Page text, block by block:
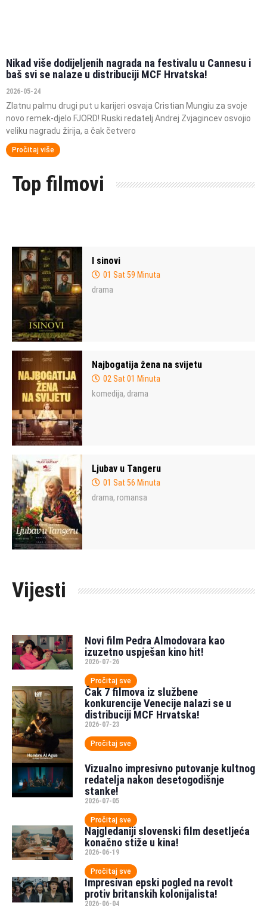
Nikad više dodijeljenih nagrada na festivalu u Cannesu i
baš svi se nalaze u distribuciji MCF Hrvatska!
2026-05-24
Zlatnu palmu drugi put u karijeri osvaja Cristian Mungiu za svoje
novo remek-djelo FJORD! Ruski redatelj Andrej Zvjagincev osvojio
veliku nagradu žirija, a čak četvero
Pročitaj više
Top filmovi
I sinovi
01 Sat 59 Minuta
drama
Najbogatija žena na svijetu
02 Sat 01 Minuta
komedija, drama
Ljubav u Tangeru
01 Sat 56 Minuta
drama, romansa
Vijesti
Novi film Pedra Almodovara kao
izuzetno uspješan kino hit!
2026-07-26
Pročitaj sve
Čak 7 filmova iz službene
konkurencije Venecije nalazi se u
distribuciji MCF Hrvatska!
2026-07-23
Pročitaj sve
Vizualno impresivno putovanje kultnog
redatelja nakon desetogodišnje
stanke!
2026-07-05
Pročitaj sve
Najgledaniji slovenski film desetljeća
konačno stiže u kina!
2026-06-19
Pročitaj sve
Impresivan epski pogled na revolt
protiv britanskih kolonijalista!
2026-06-04